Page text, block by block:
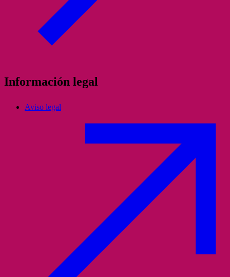
Información legal
Aviso legal